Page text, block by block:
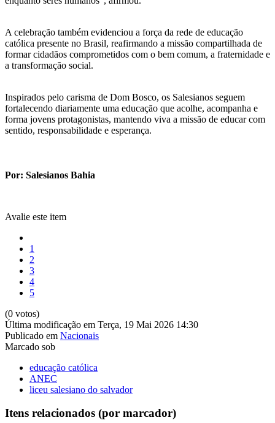
A celebração também evidenciou a força da rede de educação
católica presente no Brasil, reafirmando a missão compartilhada de
formar cidadãos comprometidos com o bem comum, a fraternidade e
a transformação social.
Inspirados pelo carisma de Dom Bosco, os Salesianos seguem
fortalecendo diariamente uma educação que acolhe, acompanha e
forma jovens protagonistas, mantendo viva a missão de educar com
sentido, responsabilidade e esperança.
Por: Salesianos Bahia
Avalie este item
1
2
3
4
5
(0 votos)
Última modificação em Terça, 19 Mai 2026 14:30
Publicado em Nacionais
Marcado sob
educação católica
ANEC
liceu salesiano do salvador
Itens relacionados (por marcador)